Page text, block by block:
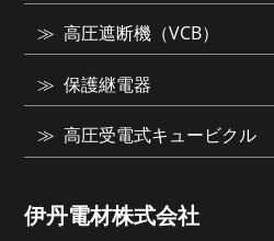
伊丹電材株式会社
高圧遮断機（VCB）
保護継電器
高圧受電式キュービクル